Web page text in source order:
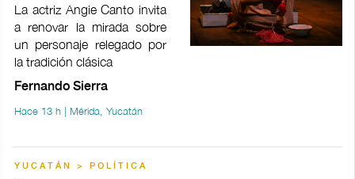
La actriz Angie Canto invita
a renovar la mirada sobre
un personaje relegado por
la tradición clásica
Fernando Sierra
Hace 13 h | Mérida, Yucatán
YUCATÁN > POLÍTICA